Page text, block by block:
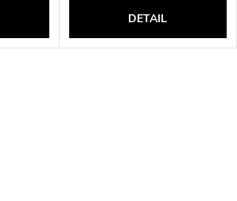
DETAIL